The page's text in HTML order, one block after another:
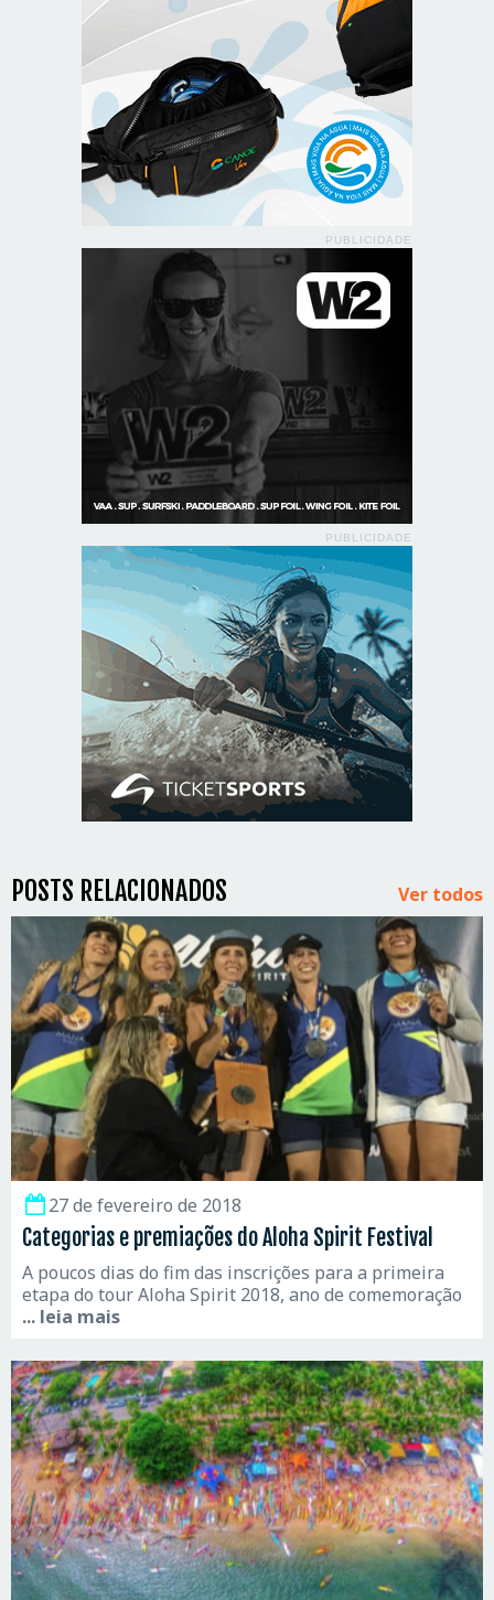
PUBLICIDADE
PUBLICIDADE
POSTS RELACIONADOS Ver todos
27 de fevereiro de 2018
Categorias e premiações do Aloha Spirit Festival
A poucos dias do fim das inscrições para a primeira
etapa do tour Aloha Spirit 2018, ano de comemoração
... leia mais